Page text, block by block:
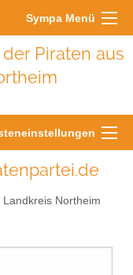
Sympa Menü
Piraten aus
Northeim